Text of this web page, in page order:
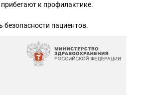
к профилактике.
пациентов.